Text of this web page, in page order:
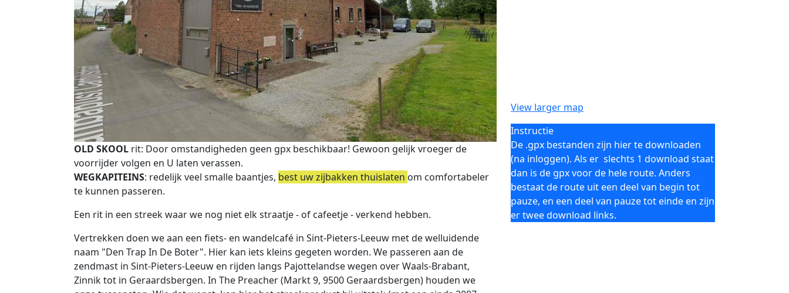
Beschrijving
OLD SKOOL rit: Door omstandigheden geen gpx beschikbaar! Gewoon gelijk vroeger de
voorrijder volgen en U laten verassen.
WEGKAPITEINS: redelijk veel smalle baantjes, best uw zijbakken thuislaten om comfortabeler
te kunnen passeren.
Een rit in een streek waar we nog niet elk straatje - of cafeetje - verkend hebben.
Vertrekken doen we aan een fiets- en wandelcafé in Sint-Pieters-Leeuw met de welluidende
naam "Den Trap In De Boter". Hier kan iets kleins gegeten worden. We passeren aan de
zendmast in Sint-Pieters-Leeuw en rijden langs Pajottelandse wegen over Waals-Brabant,
Zinnik tot in Geraardsbergen. In The Preacher (Markt 9, 9500 Geraardsbergen) houden we
View larger map
Instructie
De .gpx bestanden zijn hier te downloaden
(na inloggen). Als er slechts 1 download staat
dan is de gpx voor de hele route. Anders
bestaat de route uit een deel van begin tot
pauze, en een deel van pauze tot einde en zijn
er twee download links.